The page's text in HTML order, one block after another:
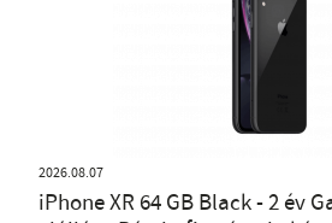
2026.08.07
iPhone XR 64 GB Black - 2 év